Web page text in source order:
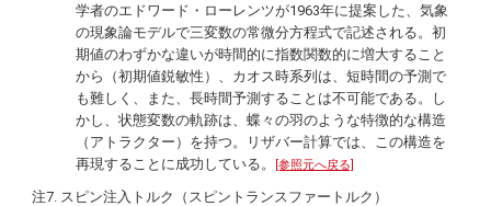
学者のエドワード・ローレンツが1963年に提案した、気象
の現象論モデルで三変数の常微分方程式で記述される。初
期値のわずかな違いが時間的に指数関数的に増大すること
から（初期値鋭敏性）、カオス時系列は、短時間の予測で
も難しく、また、長時間予測することは不可能である。し
かし、状態変数の軌跡は、蝶々の羽のような特徴的な構造
（アトラクター）を持つ。リザバー計算では、この構造を
再現することに成功している。
[参照元へ戻る]
注7. スピン注入トルク（スピントランスファートルク）